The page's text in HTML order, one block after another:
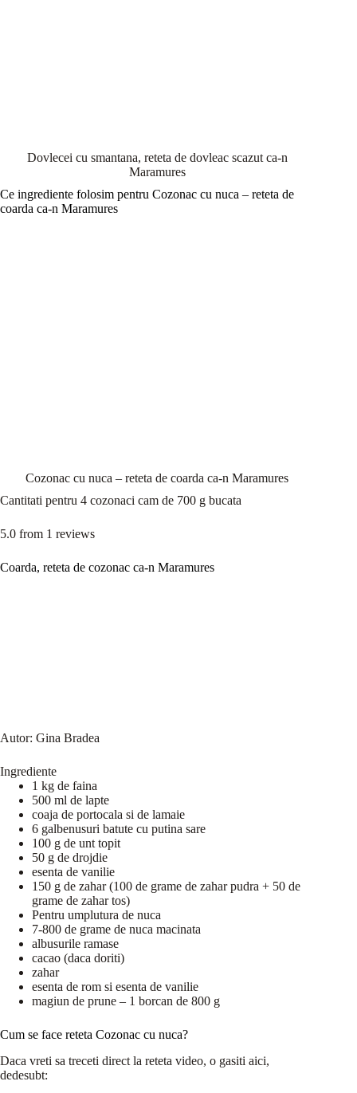
Dovlecei cu smantana, reteta de dovleac scazut ca-n
Maramures
Ce ingrediente folosim pentru Cozonac cu nuca – reteta de
coarda ca-n Maramures
Cozonac cu nuca – reteta de coarda ca-n Maramures
Cantitati pentru 4 cozonaci cam de 700 g bucata
5.0 from 1 reviews
Coarda, reteta de cozonac ca-n Maramures
Autor: Gina Bradea
Ingrediente
1 kg de faina
500 ml de lapte
coaja de portocala si de lamaie
6 galbenusuri batute cu putina sare
100 g de unt topit
50 g de drojdie
esenta de vanilie
150 g de zahar (100 de grame de zahar pudra + 50 de
grame de zahar tos)
Pentru umplutura de nuca
7-800 de grame de nuca macinata
albusurile ramase
cacao (daca doriti)
zahar
esenta de rom si esenta de vanilie
magiun de prune – 1 borcan de 800 g
Cum se face reteta Cozonac cu nuca?
Daca vreti sa treceti direct la reteta video, o gasiti aici,
dedesubt: